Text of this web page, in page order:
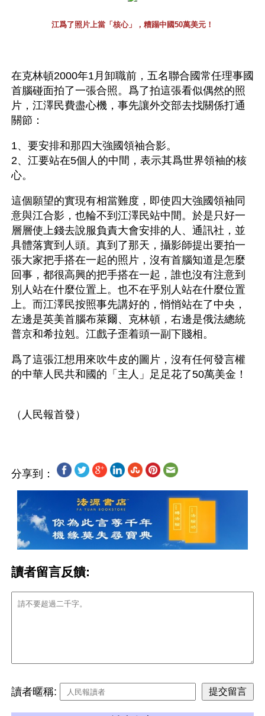
江爲了照片上當「核心」，糟蹋中國50萬美元！
在克林頓2000年1月卸職前，五名聯合國常任理事國
首腦碰面拍了一張合照。爲了拍這張看似偶然的照
片，江澤民費盡心機，事先讓外交部去找關係打通
關節：
1、要安排和那四大強國領袖合影。
2、江要站在5個人的中間，表示其爲世界領袖的核
心。
這個願望的實現有相當難度，即使四大強國領袖同
意與江合影，也輪不到江澤民站中間。於是只好一
層層使上錢去說服負責大會安排的人、通訊社，並
具體落實到人頭。真到了那天，攝影師提出要拍一
張大家把手搭在一起的照片，沒有首腦知道是怎麼
回事，都很高興的把手搭在一起，誰也沒有注意到
別人站在什麼位置上。也不在乎別人站在什麼位置
上。而江澤民按照事先講好的，悄悄站在了中央，
左邊是英美首腦布萊爾、克林頓，右邊是俄法總統
普京和希拉剋。江戲子歪着頭一副下賤相。
爲了這張江想用來吹牛皮的圖片，沒有任何發言權
的中華人民共和國的「主人」足足花了50萬美金！
分享到：
讀者留言反饋:
讀者暱稱: